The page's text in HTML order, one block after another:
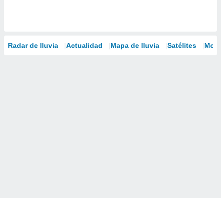
Radar de lluvia Actualidad Mapa de lluvia Satélites